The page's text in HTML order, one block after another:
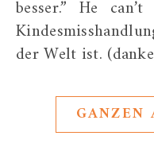
besser.” He
der Welt ist.
GANZEN